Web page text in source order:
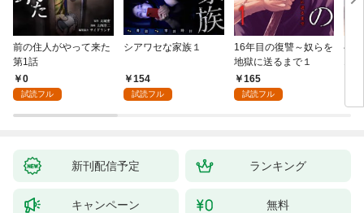
前の住人がやって来た
第1話
0
試読フル
シアワセな家族１
154
試読フル
16年目の復讐～奴らを
地獄に送るまで１
165
試読フル
ベ
新刊配信予定 ランキング
キャンペーン 無料